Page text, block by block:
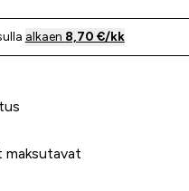
alkaen 8,70 €/kk
maksutavat